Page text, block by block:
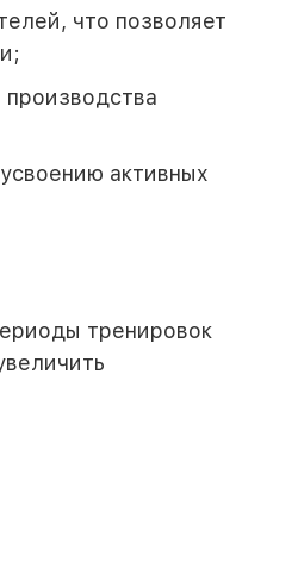
что позволяет
активных
тренировок